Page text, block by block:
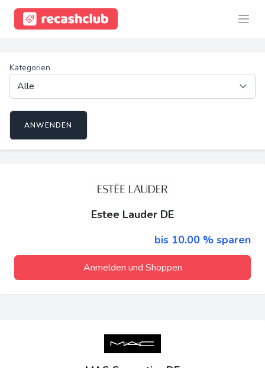
Kategorien
ANWENDEN
Estee Lauder DE
bis 10.00 % sparen
Anmelden und Shoppen